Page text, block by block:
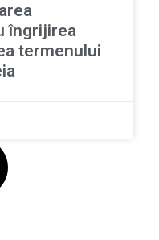
îngrijirea
termenului